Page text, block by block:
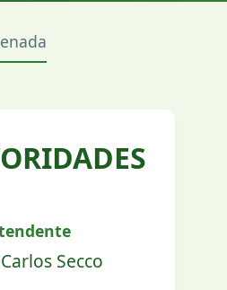
Secco